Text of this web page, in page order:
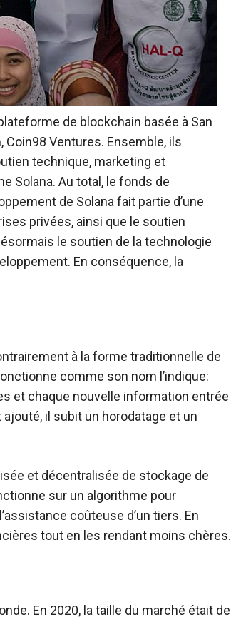
de blockchain basée à San
Coin98 Ventures. Ensemble, ils
technique, marketing et
Solana. Au total, le fonds de
de Solana fait partie d’une
privées, ainsi que le soutien
le soutien de la technologie
En conséquence, la
à la forme traditionnelle de
comme son nom l’indique:
et chaque nouvelle information entrée
il subit un horodatage et un
et décentralisée de stockage de
sur un algorithme pour
coûteuse d’un tiers. En
tout en les rendant moins chères.
En 2020, la taille du marché était de